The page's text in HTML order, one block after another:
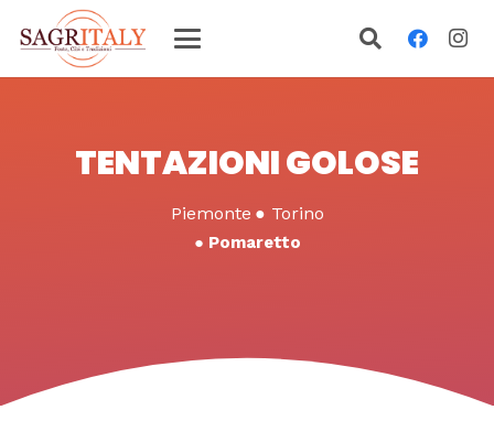
TENTAZIONI GOLOSE
Piemonte ● Torino
● Pomaretto